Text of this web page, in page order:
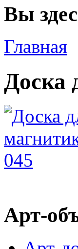
Вы
Главная
Доска
Арт-